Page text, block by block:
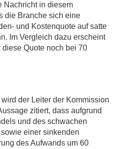
Nachricht in diesem
die Branche sich eine
und Kostenquote auf satte
Im Vergleich dazu erscheint
Quote noch bei 70
der Leiter der Kommission
zitiert, dass aufgrund
und des schwachen
einer sinkenden
des Aufwands um 60